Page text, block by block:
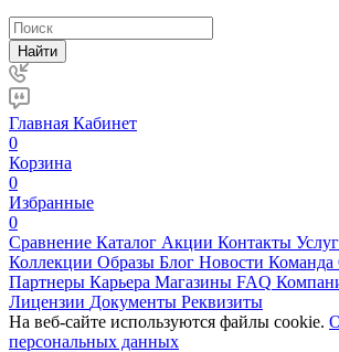
Найти
Главная Кабинет
0
Корзина
0
Избранные
0
Сравнение Каталог Акции Контакты
Коллекции Образы Блог Новости Команда
Партнеры Карьера Магазины FAQ
Лицензии Документы Реквизиты
На веб-сайте используются файлы cookie.
персональных данных